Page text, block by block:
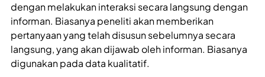
dengan melakukan interaksi secara langsung dengan
informan. Biasanya peneliti akan memberikan
pertanyaan yang telah disusun sebelumnya secara
langsung, yang akan dijawab oleh informan. Biasanya
digunakan pada data kualitatif.